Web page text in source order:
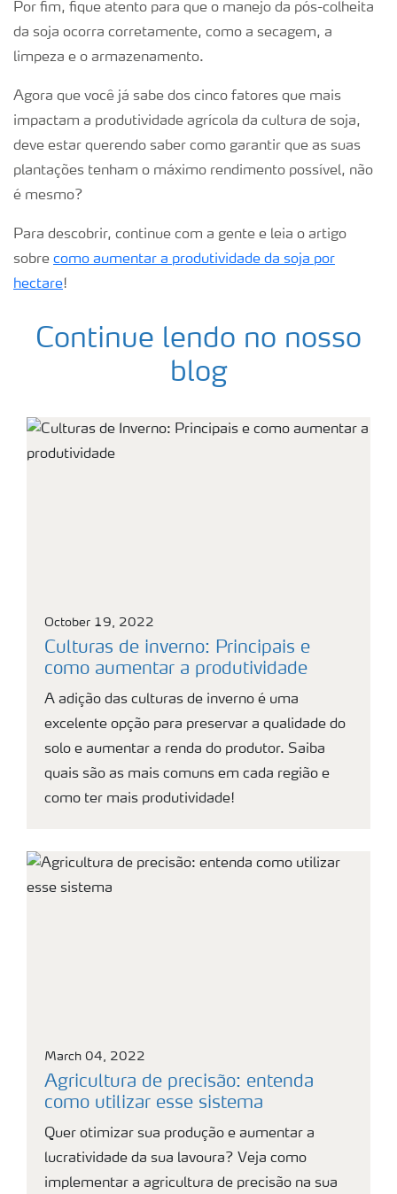
Por fim, fique atento para que o manejo da pós-colheita
da soja ocorra corretamente, como a secagem, a
limpeza e o armazenamento.
Agora que você já sabe dos cinco fatores que mais
impactam a produtividade agrícola da cultura de soja,
deve estar querendo saber como garantir que as suas
plantações tenham o máximo rendimento possível, não
é mesmo?
Para descobrir, continue com a gente e leia o artigo
sobre como aumentar a produtividade da soja por
hectare!
Continue lendo no nosso
blog
October 19, 2022
Culturas de inverno: Principais e
como aumentar a produtividade
A adição das culturas de inverno é uma
excelente opção para preservar a qualidade do
solo e aumentar a renda do produtor. Saiba
quais são as mais comuns em cada região e
como ter mais produtividade!
March 04, 2022
Agricultura de precisão: entenda
como utilizar esse sistema
Quer otimizar sua produção e aumentar a
lucratividade da sua lavoura? Veja como
implementar a agricultura de precisão na sua